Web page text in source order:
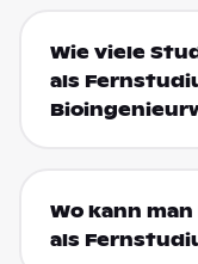
Wie viele
als
Wo kann
als